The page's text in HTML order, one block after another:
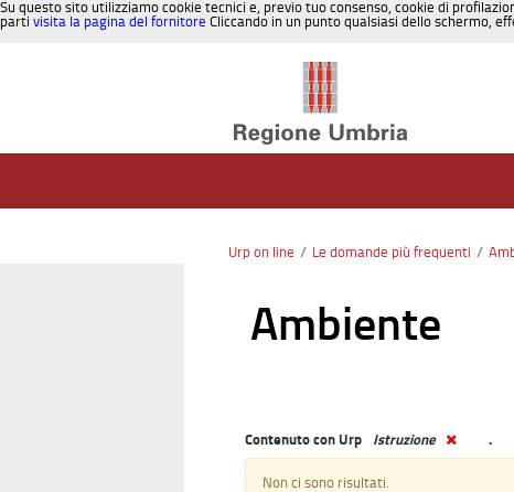
Su questo sito utilizziamo cookie tecnici e, previo tuo consenso, cookie di
parti visita la pagina del fornitore Cliccando in un punto qualsiasi dello schermo,
Urp on line / Le domande più frequenti /
Ambiente
Contenuto con Urp Istruzione .
Non ci sono risultati.